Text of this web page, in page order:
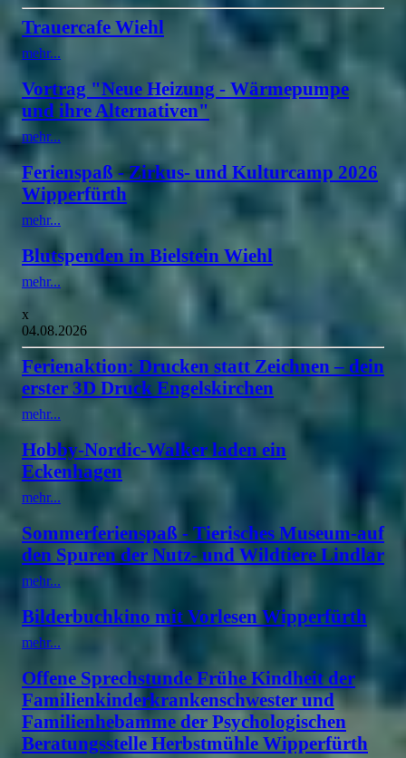
Trauercafe Wiehl
mehr...
Vortrag "Neue Heizung - Wärmepumpe
und ihre Alternativen"
mehr...
Ferienspaß - Zirkus- und Kulturcamp 2026
Wipperfürth
mehr...
Blutspenden in Bielstein Wiehl
mehr...
x
04.08.2026
Ferienaktion: Drucken statt Zeichnen – dein
erster 3D Druck Engelskirchen
mehr...
Hobby-Nordic-Walker laden ein
Eckenhagen
mehr...
Sommerferienspaß - Tierisches Museum-auf
den Spuren der Nutz- und Wildtiere Lindlar
mehr...
Bilderbuchkino mit Vorlesen Wipperfürth
mehr...
Offene Sprechstunde Frühe Kindheit der
Familienkinderkrankenschwester und
Familienhebamme der Psychologischen
Beratungsstelle Herbstmühle Wipperfürth